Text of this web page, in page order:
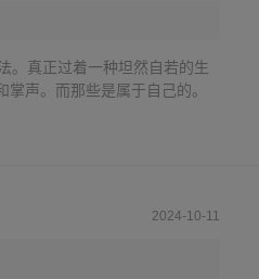
。真正过着一种坦然自若的生
声。而那些是属于自己的。
2024-10-11